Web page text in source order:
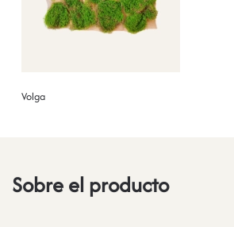
Volga
Sobre el producto